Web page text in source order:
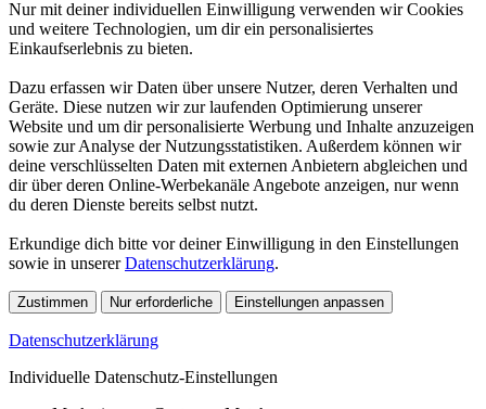
Nur mit deiner individuellen Einwilligung verwenden wir Cookies
und weitere Technologien, um dir ein personalisiertes
Einkaufserlebnis zu bieten.
Dazu erfassen wir Daten über unsere Nutzer, deren Verhalten und
Geräte. Diese nutzen wir zur laufenden Optimierung unserer
Website und um dir personalisierte Werbung und Inhalte anzuzeigen
sowie zur Analyse der Nutzungsstatistiken. Außerdem können wir
deine verschlüsselten Daten mit externen Anbietern abgleichen und
dir über deren Online-Werbekanäle Angebote anzeigen, nur wenn
du deren Dienste bereits selbst nutzt.
Erkundige dich bitte vor deiner Einwilligung in den Einstellungen
sowie in unsererDatenschutzerklärung.
Zustimmen Nur erforderliche Einstellungen anpassen
Datenschutzerklärung
Individuelle Datenschutz-Einstellungen